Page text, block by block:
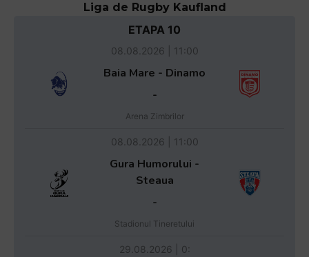
Liga de Rugby Kaufland
ETAPA 10
08.08.2026 | 11:00
Baia Mare - Dinamo
-
Arena Zimbrilor
08.08.2026 | 11:00
Gura Humorului -
Steaua
-
Stadionul Tineretului
29.08.2026 | 0: